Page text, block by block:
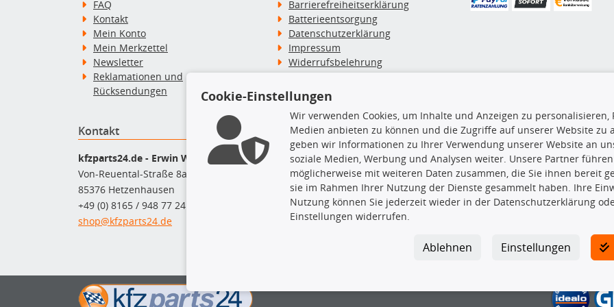
FAQ
Kontakt
Mein Konto
Mein Merkzettel
Newsletter
Reklamationen und
Rücksendungen
Barrierefreiheitserklärung
Batterieentsorgung
Datenschutzerklärung
Impressum
Widerrufsbelehrung
Widerruf des Vertrags
Zahlung & Versand
Kontakt
kfzparts24.de - Erwin Weber GmbH
Von-Reuental-Straße 8a
85376 Hetzenhausen
+49 (0) 8165 / 948 77 24
shop@kfzparts24.de
Top Produkte
Dachboxen
Dachgrundträger
Ersatzteile
Fahrradträger
Motoröle
TecDoc Inside
Die hier angezeigten Daten
Es ist zu unterlassen, die Daten
TecDoc zu vervielfältigen, zu
lassen. Ein Zuwiderhandeln stellt
Bitte prüfen Sie, ob das über
gesuchten Ersatzteil entspricht.
Cookie-Einstellungen
Wir verwenden Cookies, um Inhalte und Anzeigen zu
Medien anbieten zu können und die Zugriffe auf unserer Website zu
geben wir Informationen zu Ihrer Verwendung unserer Website an
soziale Medien, Werbung und Analysen weiter. Unsere Partner
möglicherweise mit weiteren Daten zusammen, die Sie ihnen bereit
sie im Rahmen Ihrer Nutzung der Dienste gesammelt haben. Ihre
Nutzung können Sie jederzeit wieder in der Datenschutzerklärung
Einstellungen widerrufen.
Einstellungen
Ablehnen